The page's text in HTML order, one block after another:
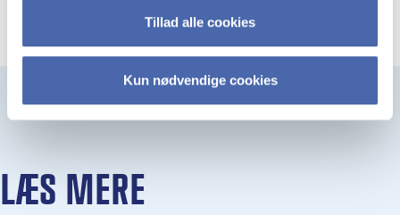
Tillad alle cookies
Kun nødvendige cookies
LÆS MERE